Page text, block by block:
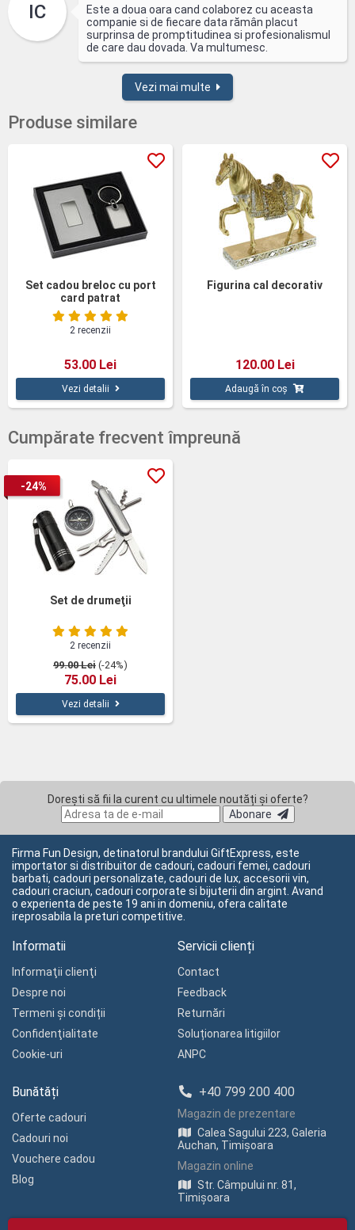
IC
Este a doua oara cand colaborez cu aceasta
companie si de fiecare data rămân placut
surprinsa de promptitudinea si profesionalismul
de care dau dovada. Va multumesc.
Vezi mai multe
Produse similare
Set cadou breloc cu port
card patrat
2 recenzii
53.00 Lei
Vezi detalii
Figurina cal decorativ
120.00 Lei
Adaugă în coș
Cumpărate frecvent împreună
Set de drumeţii
2 recenzii
99.00 Lei (-24%)
75.00 Lei
-24%
Vezi detalii
Dorești să fii la curent cu ultimele noutăți și oferte?
Abonare
Firma Fun Design, detinatorul brandului GiftExpress, este
importator si distribuitor de cadouri, cadouri femei, cadouri
barbati, cadouri personalizate, cadouri de lux, accesorii vin,
cadouri craciun, cadouri corporate si bijuterii din argint. Avand
o experienta de peste 19 ani in domeniu, ofera calitate
ireprosabila la preturi competitive.
Informatii
Informaţii clienţi
Despre noi
Termeni și condiții
Confidenţialitate
Cookie-uri
Servicii clienți
Contact
Feedback
Returnări
Soluționarea litigiilor
ANPC
Bunătăți
Oferte cadouri
Cadouri noi
Vouchere cadou
Blog
+40 799 200 400
Magazin de prezentare
Calea Sagului 223, Galeria
Auchan, Timișoara
Magazin online
Str. Câmpului nr. 81,
Timișoara